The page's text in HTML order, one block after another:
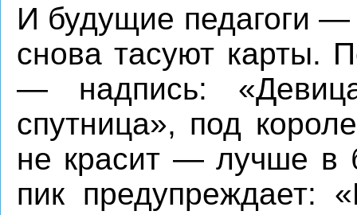
И будущие педагоги
снова тасуют карты.
— надпись:
спутница», под
не красит — лучше в
пик